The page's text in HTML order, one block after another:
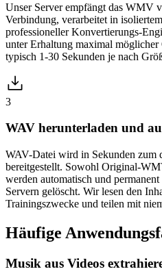
Unser Server empfängt das WMV
Verbindung, verarbeitet in
professioneller Konvertierungs-
unter Erhaltung maximal möglicher
typisch 1-30 Sekunden je nach
3
WAV herunterladen und
WAV-Datei wird in Sekunden
bereitgestellt. Sowohl Original-
werden automatisch und
Servern gelöscht. Wir lesen den
Trainingszwecke und teilen mit
Häufige
Musik aus Videos